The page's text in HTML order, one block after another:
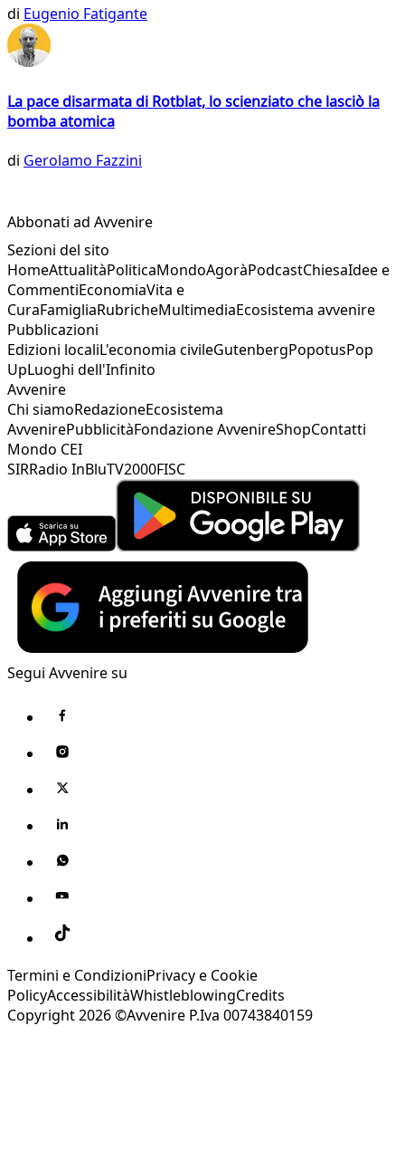
di Eugenio Fatigante
La pace disarmata di Rotblat, lo scienziato che lasciò la
bomba atomica
di Gerolamo Fazzini
Abbonati ad Avvenire
Sezioni del sito
HomeAttualitàPoliticaMondoAgoràPodcastChiesaIdee e
CommentiEconomiaVita e
CuraFamigliaRubricheMultimediaEcosistema avvenire
Pubblicazioni
Edizioni localiL'economia civileGutenbergPopotusPop
UpLuoghi dell'Infinito
Avvenire
Chi siamoRedazioneEcosistema
AvvenirePubblicitàFondazione AvvenireShopContatti
Mondo CEI
SIRRadio InBluTV2000FISC
Segui Avvenire su
Termini e CondizioniPrivacy e Cookie
PolicyAccessibilitàWhistleblowingCredits
Copyright 2026 ©Avvenire P.Iva 00743840159